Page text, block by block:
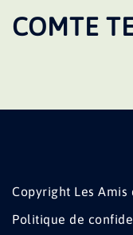
COMTE
Copyright Les
Politique de